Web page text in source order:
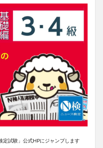
定試験」公式HPにジャンプします